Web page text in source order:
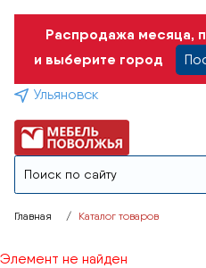
Распродажа месяца,
и выберите город
Ульяновск
Главная Каталог товаров
Элемент не найден